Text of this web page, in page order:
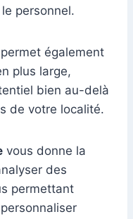
personnel.
également
plus large,
bien au-delà
de votre localité.
vous donne la
des
permettant